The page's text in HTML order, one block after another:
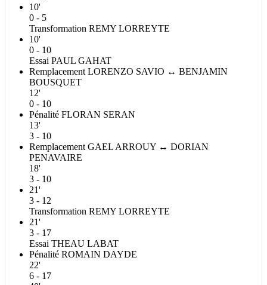
10'
0 - 5
Transformation REMY LORREYTE
10'
0 - 10
Essai PAUL GAHAT
Remplacement LORENZO SAVIO ↔ BENJAMIN
BOUSQUET
12'
0 - 10
Pénalité FLORAN SERAN
13'
3 - 10
Remplacement GAEL ARROUY ↔ DORIAN
PENAVAIRE
18'
3 - 10
21'
3 - 12
Transformation REMY LORREYTE
21'
3 - 17
Essai THEAU LABAT
Pénalité ROMAIN DAYDE
22'
6 - 17